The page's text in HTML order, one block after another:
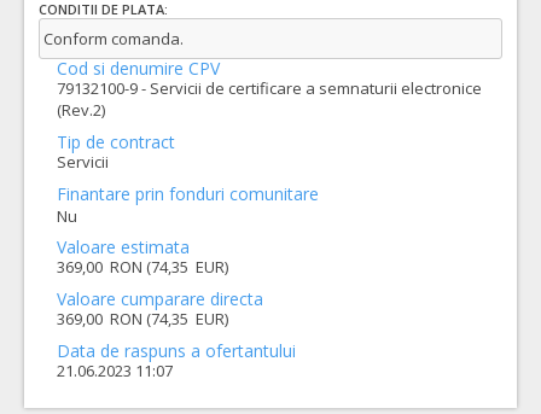
CONDITII DE PLATA:
Conform comanda.
Cod si denumire CPV
79132100-9 - Servicii de certificare a semnaturii electronice
(Rev.2)
Tip de contract
Servicii
Finantare prin fonduri comunitare
Nu
Valoare estimata
369,00 RON (74,35 EUR)
Valoare cumparare directa
369,00 RON (74,35 EUR)
Data de raspuns a ofertantului
21.06.2023 11:07